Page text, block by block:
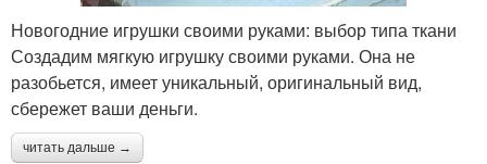
Новогодние игрушки своими руками: выбор типа ткани
Создадим мягкую игрушку своими руками. Она не
разобьется, имеет уникальный, оригинальный вид,
сбережет ваши деньги.
читать дальше →